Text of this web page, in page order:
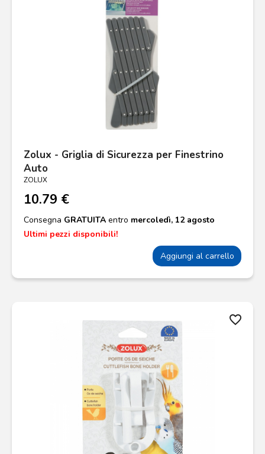
Zolux - Griglia di Sicurezza per Finestrino
Auto
ZOLUX
10.79 €
Consegna GRATUITA entro mercoledì, 12 agosto
Ultimi pezzi disponibili!
Aggiungi al carrello
favorite_border